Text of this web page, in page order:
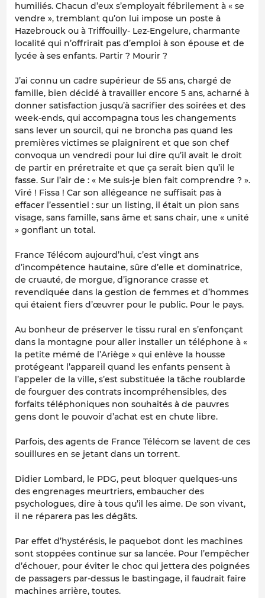
humiliés. Chacun d’eux s’employait fébrilement à « se
vendre », tremblant qu’on lui impose un poste à
Hazebrouck ou à Triffouilly- Lez-Engelure, charmante
localité qui n’offrirait pas d’emploi à son épouse et de
lycée à ses enfants. Partir ? Mourir ?
J’ai connu un cadre supérieur de 55 ans, chargé de
famille, bien décidé à travailler encore 5 ans, acharné à
donner satisfaction jusqu’à sacrifier des soirées et des
week-ends, qui accompagna tous les changements
sans lever un sourcil, qui ne broncha pas quand les
premières victimes se plaignirent et que son chef
convoqua un vendredi pour lui dire qu’il avait le droit
de partir en préretraite et que ça serait bien qu’il le
fasse. Sur l’air de : « Me suis-je bien fait comprendre ? ».
Viré ! Fissa ! Car son allégeance ne suffisait pas à
effacer l’essentiel : sur un listing, il était un pion sans
visage, sans famille, sans âme et sans chair, une « unité
» gonflant un total.
France Télécom aujourd’hui, c’est vingt ans
d’incompétence hautaine, sûre d’elle et dominatrice,
de cruauté, de morgue, d’ignorance crasse et
revendiquée dans la gestion de femmes et d’hommes
qui étaient fiers d’œuvrer pour le public. Pour le pays.
Au bonheur de préserver le tissu rural en s’enfonçant
dans la montagne pour aller installer un téléphone à «
la petite mémé de l’Ariège » qui enlève la housse
protégeant l’appareil quand les enfants pensent à
l’appeler de la ville, s’est substituée la tâche roublarde
de fourguer des contrats incompréhensibles, des
forfaits téléphoniques non souhaités à de pauvres
gens dont le pouvoir d’achat est en chute libre.
Parfois, des agents de France Télécom se lavent de ces
souillures en se jetant dans un torrent.
Didier Lombard, le PDG, peut bloquer quelques-uns
des engrenages meurtriers, embaucher des
psychologues, dire à tous qu’il les aime. De son vivant,
il ne réparera pas les dégâts.
Par effet d’hystérésis, le paquebot dont les machines
sont stoppées continue sur sa lancée. Pour l’empêcher
d’échouer, pour éviter le choc qui jettera des poignées
de passagers par-dessus le bastingage, il faudrait faire
machines arrière, toutes.